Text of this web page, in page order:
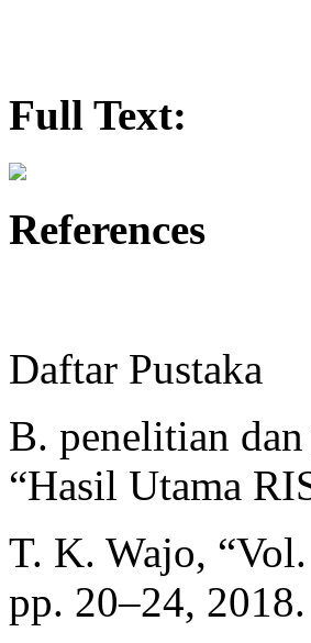
Full Text:
References
Daftar Pustaka
B. penelitian
“Hasil Utama
T. K. Wajo,
pp. 20–24, 2018.